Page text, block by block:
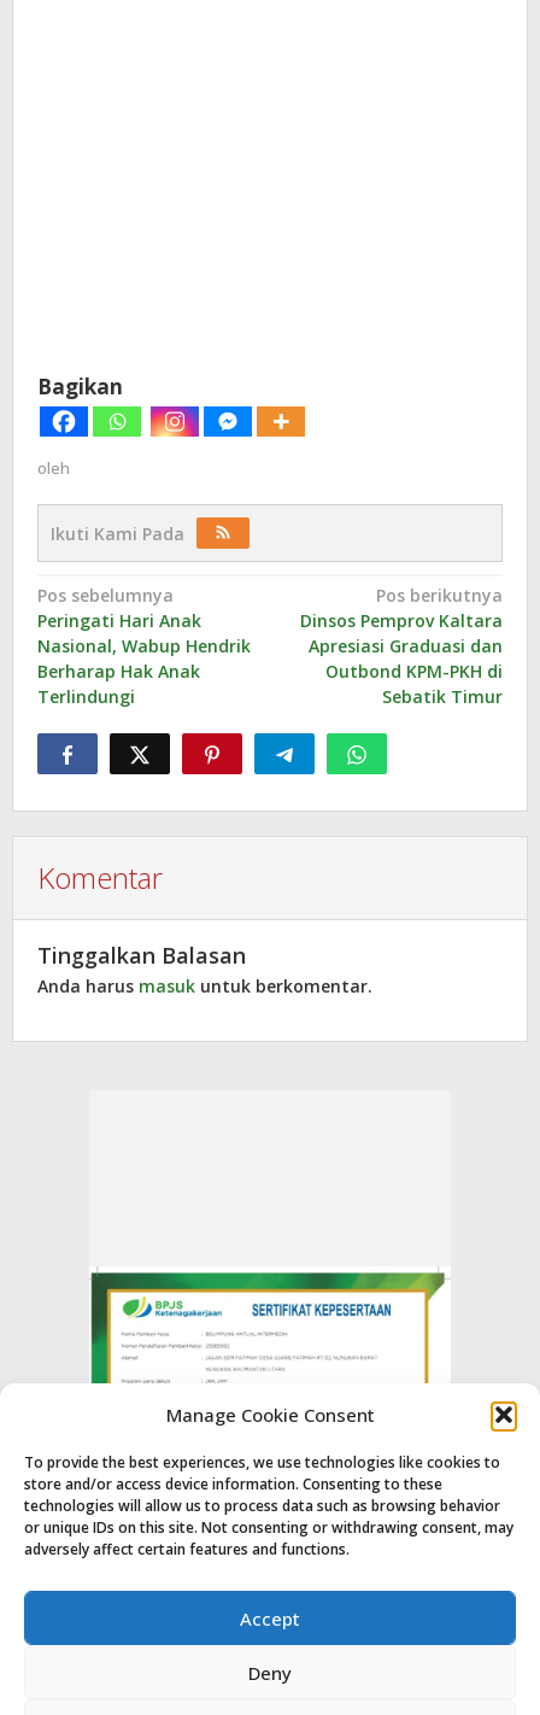
Manage Cookie Consent
To provide the best experiences, we use technologies like cookies to
store and/or access device information. Consenting to these
technologies will allow us to process data such as browsing behavior
or unique IDs on this site. Not consenting or withdrawing consent, may
adversely affect certain features and functions.
Accept
Deny
Bagikan
oleh
Ikuti Kami Pada
Navigasi
pos
Pos sebelumnya
Peringati Hari Anak
Nasional, Wabup Hendrik
Berharap Hak Anak
Terlindungi
Pos berikutnya
Dinsos Pemprov Kaltara
Apresiasi Graduasi dan
Outbond KPM-PKH di
Sebatik Timur
Komentar
Tinggalkan Balasan
Anda harus masuk untuk berkomentar.